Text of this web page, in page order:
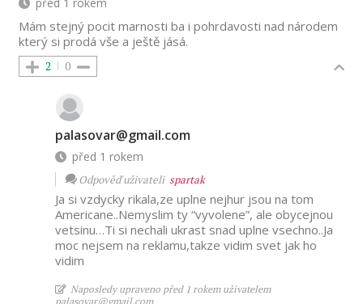
Mám stejný pocit marnosti ba i pohrdavosti nad národem
který si prodá vše a ještě jásá.
2 0
palasovar@gmail.com
před 1 rokem
Odpověď uživateli spartak
Ja si vzdycky rikala,ze uplne nejhur jsou na tom
Americane..Nemyslim ty “vyvolene”, ale obycejnou
vetsinu…Ti si nechali ukrast snad uplne vsechno..Ja
moc nejsem na reklamu,takze vidim svet jak ho
vidim
Naposledy upraveno před 1 rokem uživatelem
palasovar@gmail.com